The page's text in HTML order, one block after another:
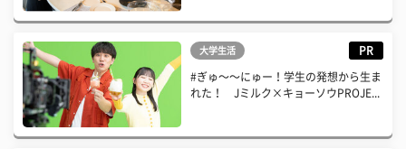
大学生活 PR
#ぎゅ〜〜にゅー！学生の発想から生ま
れた！ Jミルク×キョーソウPROJE...